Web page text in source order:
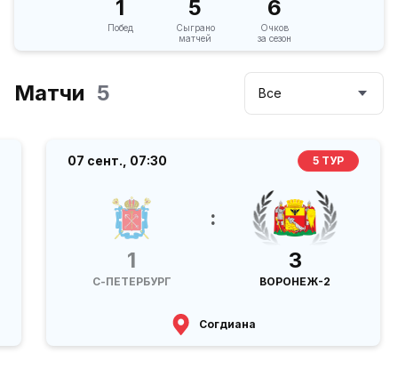
1
Побед
5
Сыграно
матчей
6
Очков
за сезон
Матчи 5 Все
07 сент., 07:30 5 ТУР
1
С-ПЕТЕРБУРГ
:
3
ВОРОНЕЖ-2
Согдиана